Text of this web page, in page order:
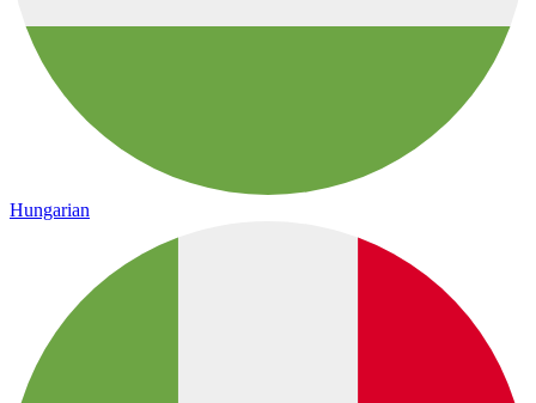
Hungarian